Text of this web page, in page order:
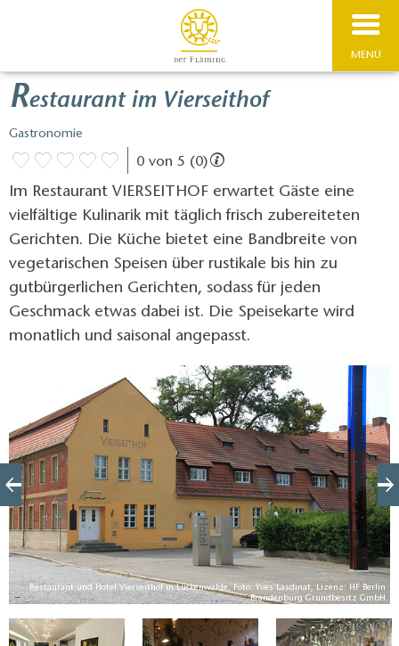
MENÜ
Restaurant im Vierseithof
Gastronomie
0 von 5 (0)
Im Restaurant VIERSEITHOF erwartet Gäste eine
vielfältige Kulinarik mit täglich frisch zubereiteten
Gerichten. Die Küche bietet eine Bandbreite von
vegetarischen Speisen über rustikale bis hin zu
gutbürgerlichen Gerichten, sodass für jeden
Geschmack etwas dabei ist. Die Speisekarte wird
monatlich und saisonal angepasst.
Restaurant und Hotel Vierseithof in Luckenwalde, Foto: Yves Lasdinat, Lizenz: HF Berlin
Brandenburg Grundbesitz GmbH